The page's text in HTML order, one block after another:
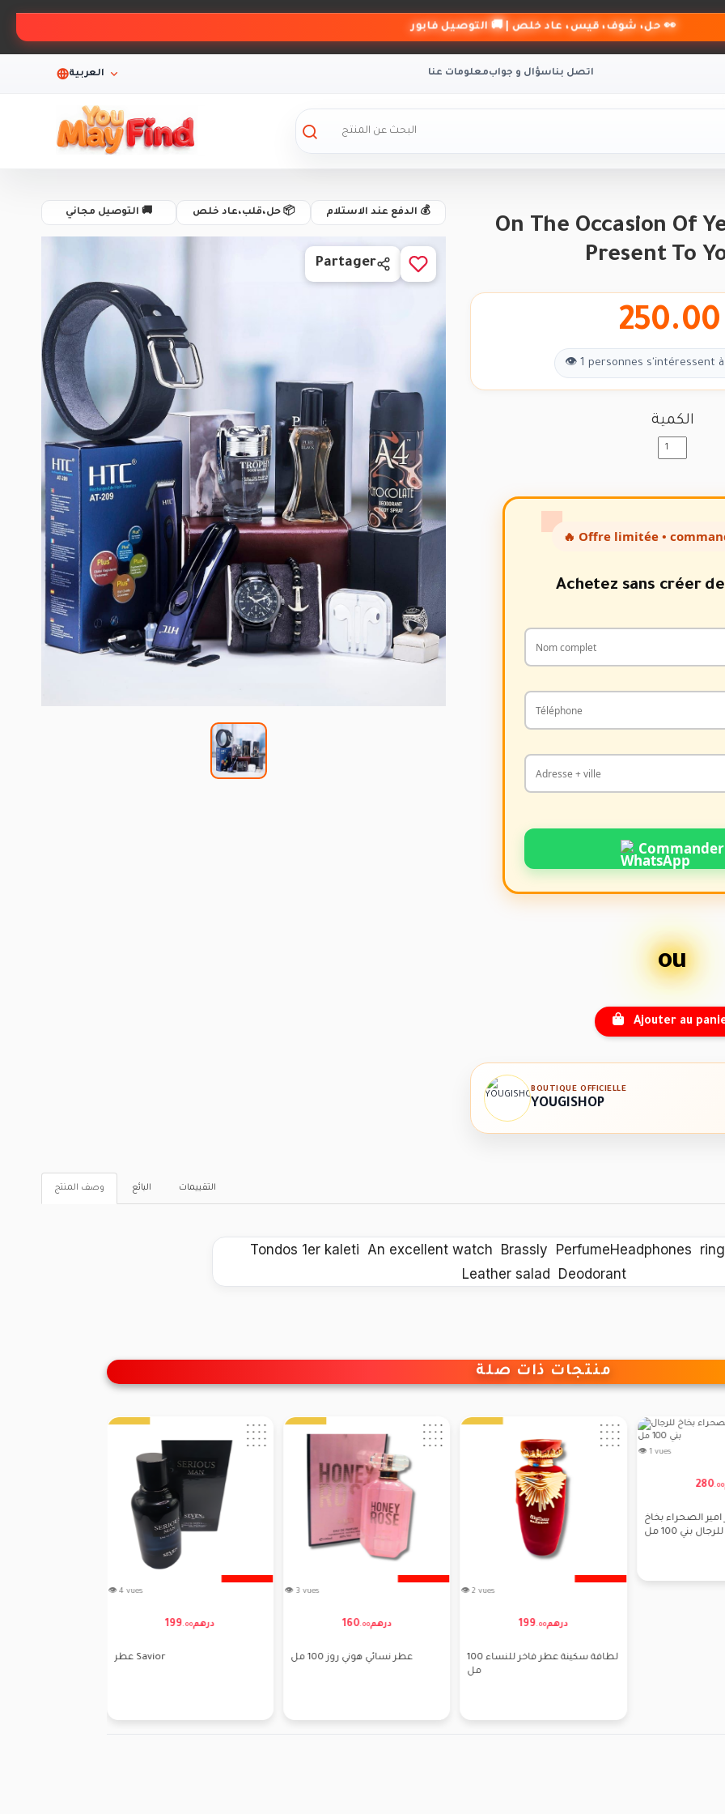
👀 حل، شوف، قيس، عاد خلص | 🚚 التوصيل فابور
العربية معلومات عناسؤال و جواباتصل بنا
🚚 التوصيل مجاني 📦 حل،قلب،عاد خلص 💰 الدفع عند الاستلام
Partager
On The Occasion Of
Present To
250.00
👁 1 personnes s'intéressent
الكمية
🔥 Offre limitée •
Achetez sans créer
Commander
ou
Ajouter au
BOUTIQUE OFFICIELLE
YOUGISHOP
وصف المنتج البائع التقييمات
Tondos 1er kaleti An excellent watch Brassly PerfumeHeadphones
Leather salad Deodorant
منتجات ذات صلة
👁 4 vues
199.00درهم
عطر Savior
👁 3 vues
160.00درهم
عطر نسائي هوني روز 100 مل
👁 2 vues
199.00درهم
لطافة سكينة عطر فاخر للنساء 100
مل
👁 1 vues
280.00
الصحراء بخاخ
للرجال بني 100 مل